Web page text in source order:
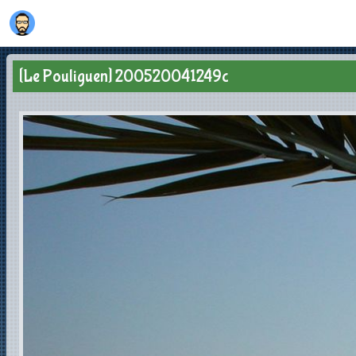
[Le Pouliguen] 200520041249c